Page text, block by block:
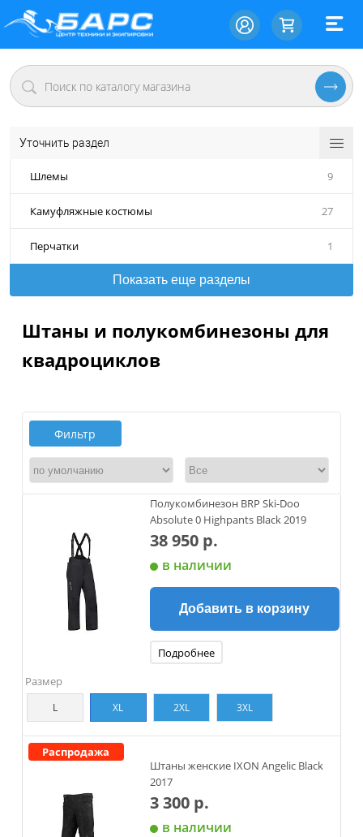
Уточнить раздел
Шлемы 9
Камуфляжные костюмы 27
Перчатки 1
Показать еще разделы
Штаны и полукомбинезоны для
квадроциклов
Фильтр
Полукомбинезон BRP Ski-Doo
Absolute 0 Highpants Black 2019
38 950 р.
в наличии
Добавить в корзину
Подробнее
Размер
L XL 2XL 3XL
Распродажа
Штаны женские IXON Angelic Black
2017
3 300 р.
в наличии